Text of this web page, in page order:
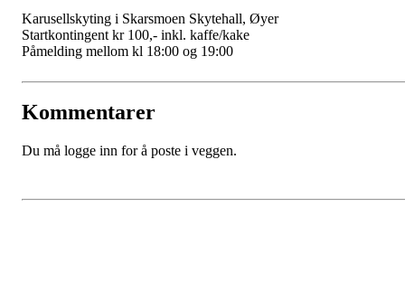
Karusellskyting i Skarsmoen Skytehall, Øyer
Startkontingent kr 100,- inkl. kaffe/kake
Påmelding mellom kl 18:00 og 19:00
Kommentarer
Du må logge inn for å poste i veggen.